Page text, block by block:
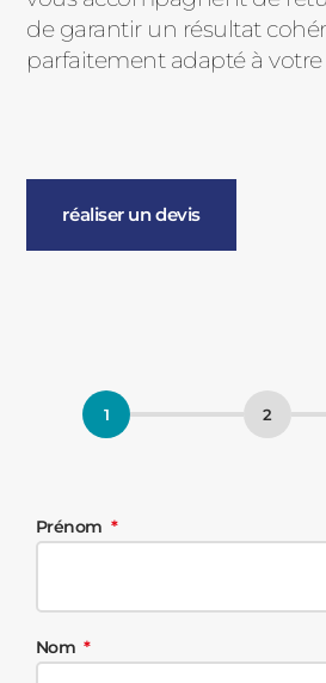
de garantir un résultat
parfaitement adapté à
réaliser un devis
Prénom
Nom